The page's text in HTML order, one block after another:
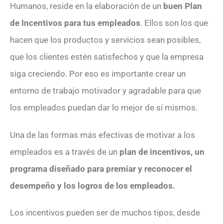
Humanos, reside en la elaboración de un buen Plan
de Incentivos para tus empleados. Ellos son los que
hacen que los productos y servicios sean posibles,
que los clientes estén satisfechos y que la empresa
siga creciendo. Por eso es importante crear un
entorno de trabajo motivador y agradable para que
los empleados puedan dar lo mejor de sí mismos.
Una de las formas más efectivas de motivar a los
empleados es a través de un plan de incentivos, un
programa diseñado para premiar y reconocer el
desempeño y los logros de los empleados.
Los incentivos pueden ser de muchos tipos, desde